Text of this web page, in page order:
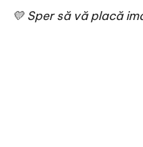
💛Sper să vă placă